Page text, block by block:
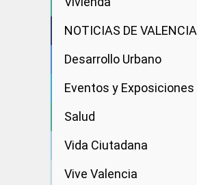
NOTICIAS DE VALENCIA
Desarrollo Urbano
Eventos y Exposiciones
Salud
Vida Ciutadana
Vive Valencia